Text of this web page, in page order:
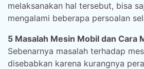
melaksanakan hal tersebut, bisa
mengalami beberapa persoalan
5 Masalah Mesin Mobil dan Cara
Sebenarnya masalah terhadap
disebabkan karena kurangnya